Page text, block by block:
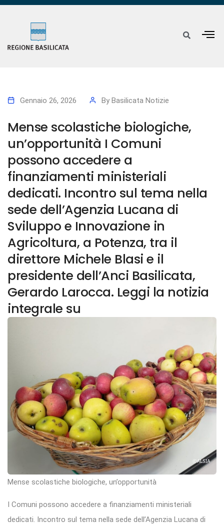
Gennaio 26, 2026 By Basilicata Notizie
Mense scolastiche biologiche,
un’opportunità I Comuni
possono accedere a
finanziamenti ministeriali
dedicati. Incontro sul tema nella
sede dell’Agenzia Lucana di
Sviluppo e Innovazione in
Agricoltura, a Potenza, tra il
direttore Michele Blasi e il
presidente dell’Anci Basilicata,
Gerardo Larocca. Leggi la notizia
integrale su
Mense scolastiche biologiche, un’opportunità
I Comuni possono accedere a finanziamenti ministeriali
dedicati. Incontro sul tema nella sede dell’Agenzia Lucana di